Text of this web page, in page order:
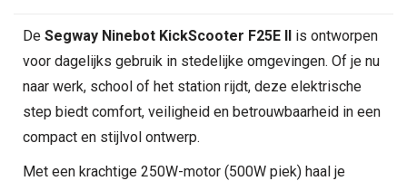
De Segway Ninebot KickScooter F25E II is ontworpen
voor dagelijks gebruik in stedelijke omgevingen. Of je nu
naar werk, school of het station rijdt, deze elektrische
step biedt comfort, veiligheid en betrouwbaarheid in een
compact en stijlvol ontwerp.
Met een krachtige 250W-motor (500W piek) haal je